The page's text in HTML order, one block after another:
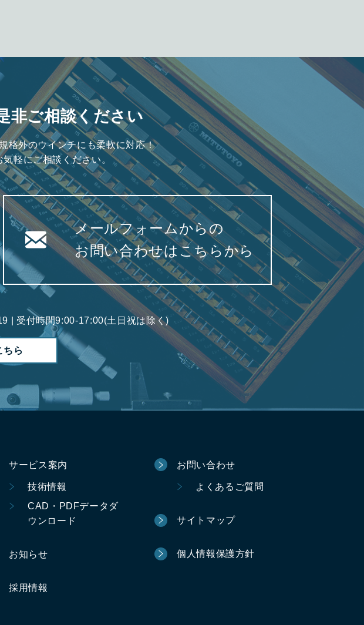
非ご相談ください
格外のウインチにも柔軟に対応！
軽にご相談ください。
メールフォームからの
お問い合わせはこちらから
| 受付時間9:00-17:00(土日祝は除く)
ちら
サービス案内
技術情報
CAD・PDFデータダ
ウンロード
お知らせ
採用情報
お問い合わせ
よくあるご質問
サイトマップ
個人情報保護方針